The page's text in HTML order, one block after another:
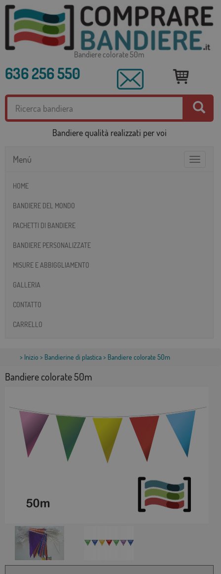
Bandiere colorate 50m
636 256 550
Bandiere qualità realizzati per voi
Toggle
Menú
HOME
BANDIERE DEL MONDO
PACHETTI DI BANDIERE
BANDIERE PERSONALIZZATE
MISURE E ABBIGGLIAMENTO
GALLERIA
CONTATTO
CARRELLO
> Inizio > Bandierine di plastica> Bandiere colorate 50m
Bandiere colorate 50m